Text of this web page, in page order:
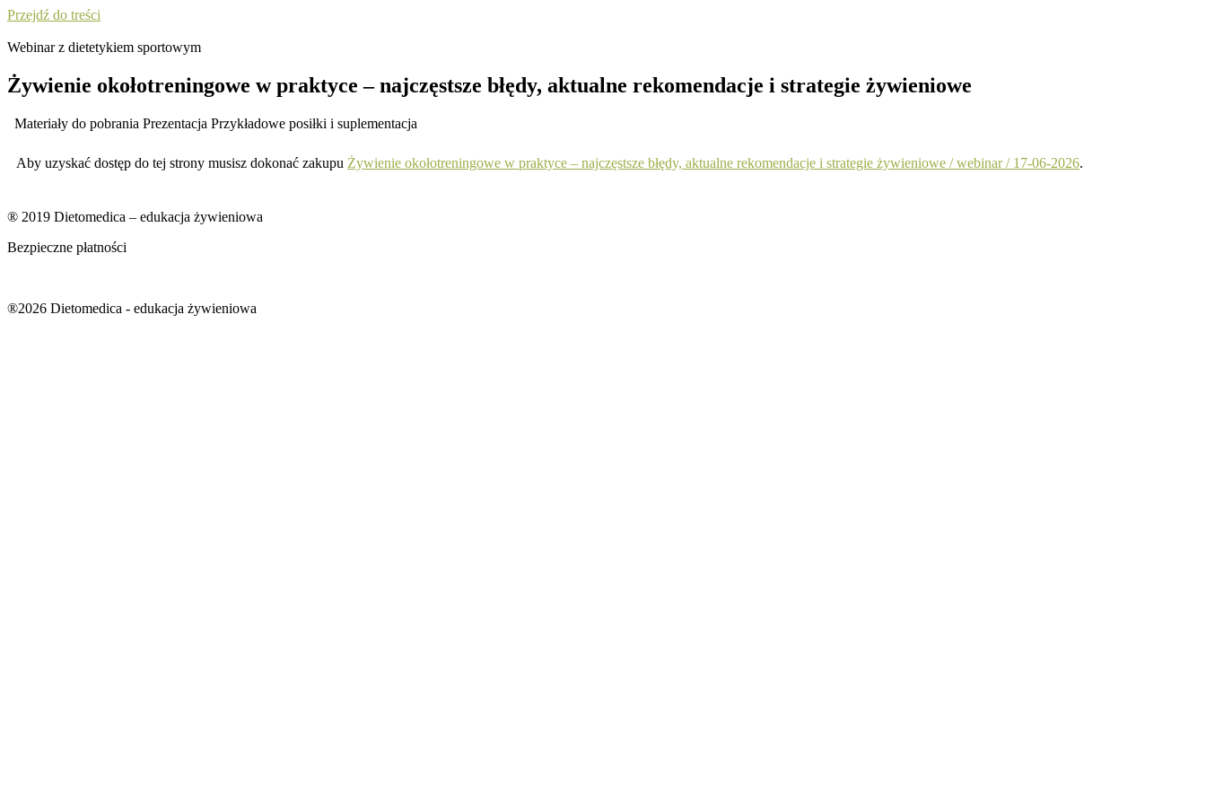
Przejdź do treści
Webinar z dietetykiem sportowym
Żywienie okołotreningowe w praktyce – najczęstsze błędy, aktualne rekomendacje i strategie żywieniowe
Materiały do pobrania Prezentacja Przykładowe posiłki i suplementacja
Aby uzyskać dostęp do tej strony musisz dokonać zakupu Żywienie okołotreningowe w praktyce – najczęstsze błędy, aktualne rekomendacje i strategie żywieniowe / webinar / 17-06-2026.
® 2019 Dietomedica – edukacja żywieniowa
Bezpieczne płatności
®2026 Dietomedica - edukacja żywieniowa